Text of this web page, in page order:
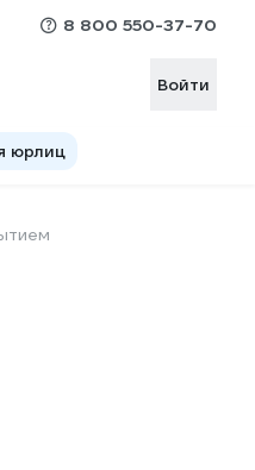
8 800 550-37-70
Войти
юрлиц